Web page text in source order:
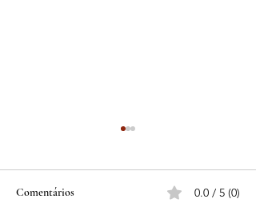
Comentários 0.0 / 5 (0)